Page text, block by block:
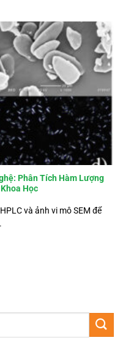
Phân Tích Hàm Lượng
Học
và ảnh vi mô SEM để